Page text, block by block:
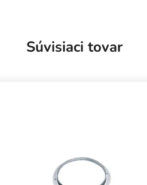
Súvisiaci tovar